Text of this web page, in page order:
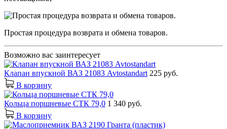
Простая процедура возврата и обмена товаров.
Возможно вас заинтересует
Клапан впускной ВАЗ 21083 Avtostandart 225 руб.
В корзину
Кольца поршневые СТК 79,0 1 340 руб.
В корзину